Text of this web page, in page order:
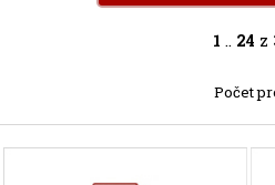
1 .. 24 z
Počet